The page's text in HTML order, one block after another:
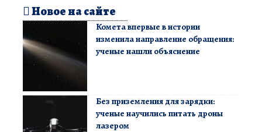
Новое на сайте
Комета впервые в истории
изменила направление обращения:
ученые нашли объяснение
Без приземления для зарядки:
ученые научились питать дроны
лазером